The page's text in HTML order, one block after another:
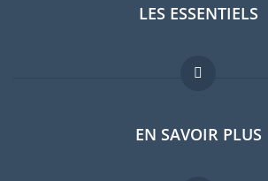
LES ESSENTIELS
Forum expatriés
Guides pays
EN SAVOIR PLUS